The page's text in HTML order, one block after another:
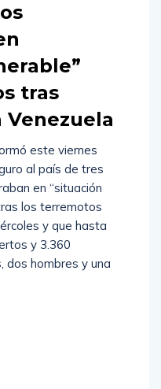
tras
este viernes
al país de tres
en “situación
los terremotos
y que hasta
y 3.360
dos hombres y una